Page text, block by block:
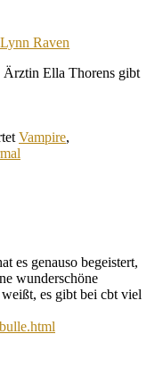
Raven
Ärztin Ella Thorens gibt
Vampire,
es genauso begeistert,
wunderschöne
es gibt bei cbt viel